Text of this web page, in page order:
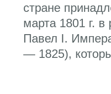
стране
марта 1801 г. в
Павел I.
— 1825),